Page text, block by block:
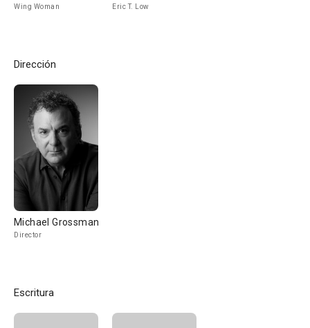
Wing Woman Eric T. Low
Dirección
Michael Grossman
Director
Escritura